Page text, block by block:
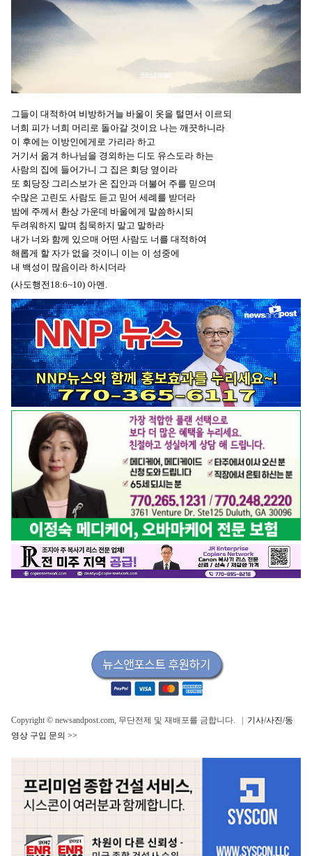
그들이 대적하여 비방하거늘 바울이 옷을 털면서 이르되
너희 피가 너희 머리로 돌아갈 것이요 나는 깨끗하니라
이 후에는 이방인에게로 가리라 하고
거기서 옮겨 하나님을 경외하는 디도 유스도라 하는
사람의 집에 들어가니 그 집은 회당 옆이라
또 회당장 그리스보가 온 집안과 더불어 주를 믿으며
수많은 고린도 사람도 듣고 믿어 세례를 받더라
밤에 주께서 환상 가운데 바울에게 말씀하시되
두려워하지 말며 침묵하지 말고 말하라
내가 너와 함께 있으매 어떤 사람도 너를 대적하여
해롭게 할 자가 없을 것이니 이는 이 성중에
내 백성이 많음이라 하시더라
(사도행전18:6~10) 아멘.
Copyright © newsandpost.com, 무단전제 및 재배포를 금합니다. | 기사/사진/동
영상 구입 문의 >>